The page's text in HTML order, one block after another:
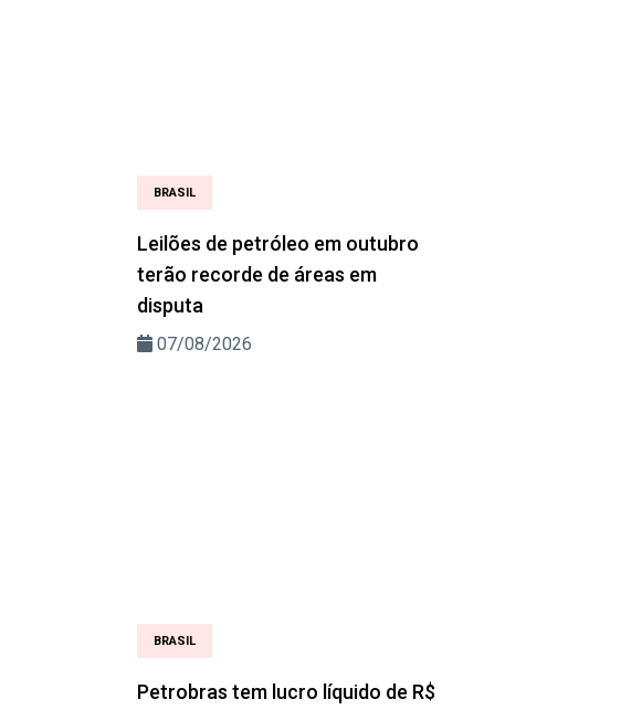
BRASIL
Leilões de petróleo em outubro
terão recorde de áreas em
disputa
07/08/2026
BRASIL
Petrobras tem lucro líquido de R$